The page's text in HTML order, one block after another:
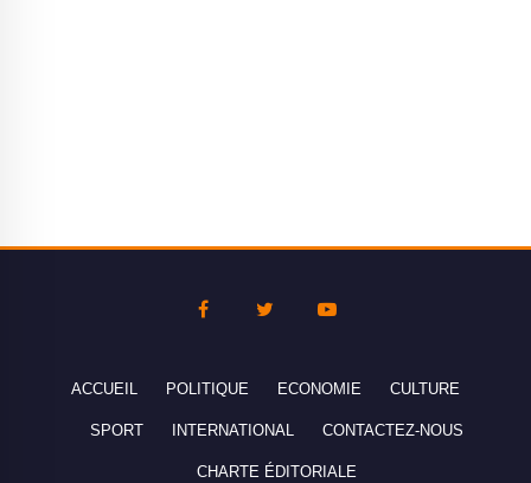
ACCUEIL POLITIQUE ECONOMIE CULTURE
SPORT INTERNATIONAL CONTACTEZ-NOUS
CHARTE ÉDITORIALE